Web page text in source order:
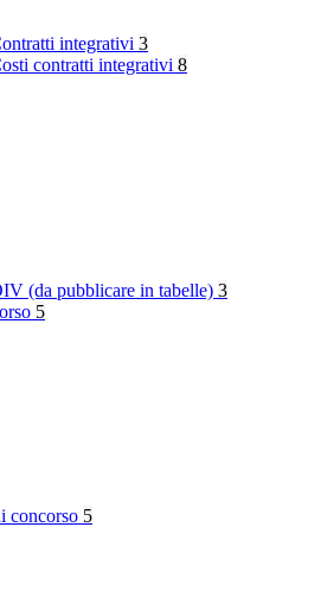
integrativi 3
contratti integrativi 8
(da pubblicare in tabelle) 3
5
concorso 5